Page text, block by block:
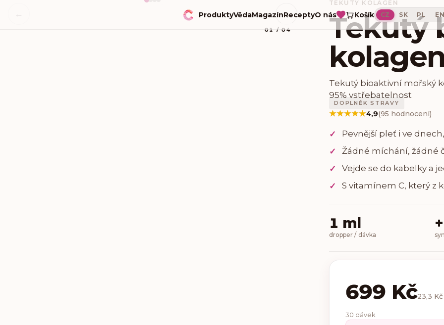
ProduktyVědaMagazínReceptyO nás Košík CZ SK PL EN
→
01 /04
TEKUTÝ KOLAGEN
Tekutý
Tekutý bioaktivní mořský
95% vstřebatelnost
DOPLNĚK STRAVY
★★★★★
★★★★★4,9(95 hodnocení)
✓
Pevnější pleť i ve
✓
Žádné míchání, žádné
✓
Vejde se do kabelky a
✓
S vitamínem C, který z
1 ml
dropper / dávka
699 Kč23,3
30 dávek